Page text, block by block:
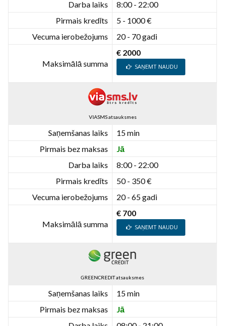
Darba laiks
8:00 - 22:00
Pirmais kredīts
5 - 1000 €
Vecuma ierobežojums
20 - 70 gadi
Maksimālā summa
€ 2000
SAŅEMT NAUDU
VIASMS atsauksmes
Saņemšanas laiks
15 min
Pirmais bez maksas
Jā
Darba laiks
8:00 - 22:00
Pirmais kredīts
50 - 350 €
Vecuma ierobežojums
20 - 65 gadi
Maksimālā summa
€ 700
SAŅEMT NAUDU
GREENCREDIT atsauksmes
Saņemšanas laiks
15 min
Pirmais bez maksas
Jā